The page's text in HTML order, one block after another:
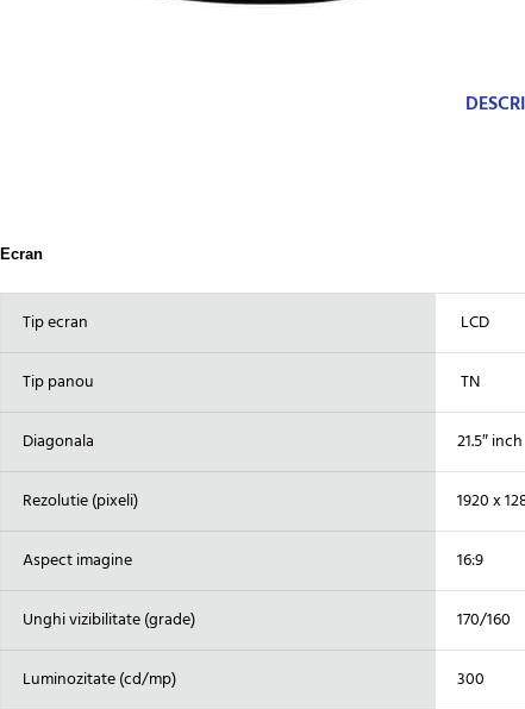
Ecran
Tip ecran LCD
Tip panou TN
Diagonala 21.5″ inch
Rezolutie (pixeli) 1920 x
Aspect imagine 16:9
Unghi vizibilitate (grade) 170/160
Luminozitate (cd/mp) 300